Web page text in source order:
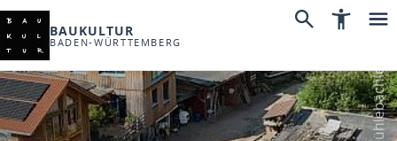
BAUKULTUR
BADEN-WÜRTTEMBERG